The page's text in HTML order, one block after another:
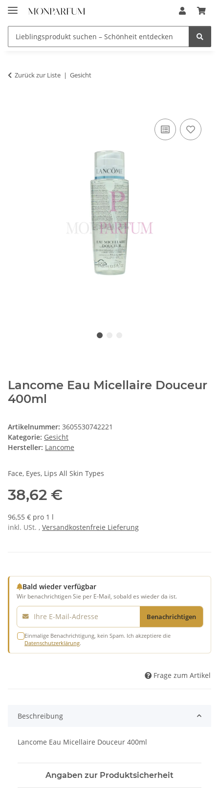
Zurück zur Liste Gesicht
Lancome Eau Micellaire Douceur
400ml
Artikelnummer: 3605530742221
Kategorie: Gesicht
Hersteller: Lancome
Face, Eyes, Lips All Skin Types
38,62 €
96,55 € pro 1 l
inkl. USt. , Versandkostenfreie Lieferung
Bald wieder verfügbar
Wir benachrichtigen Sie per E-Mail, sobald es wieder da ist.
E-Mail
Benachrichtigen
Einmalige Benachrichtigung, kein Spam. Ich akzeptiere die
Datenschutzerklärung.
Frage zum Artikel
Beschreibung
Lancome Eau Micellaire Douceur 400ml
Angaben zur Produktsicherheit